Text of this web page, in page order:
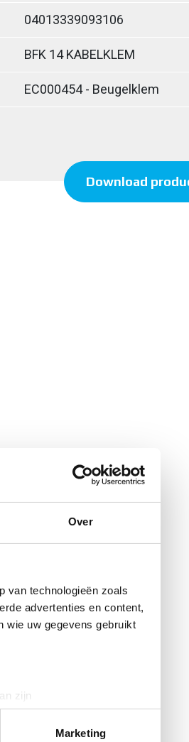
Over
van technologieën zoals
advertenties en content,
wie uw gegevens gebruikt
zijn
detailgedeeltein. U kunt uw
Marketing
04013339093106
BFK 14 KABELKLEM
EC000454 - Beugelklem
Download